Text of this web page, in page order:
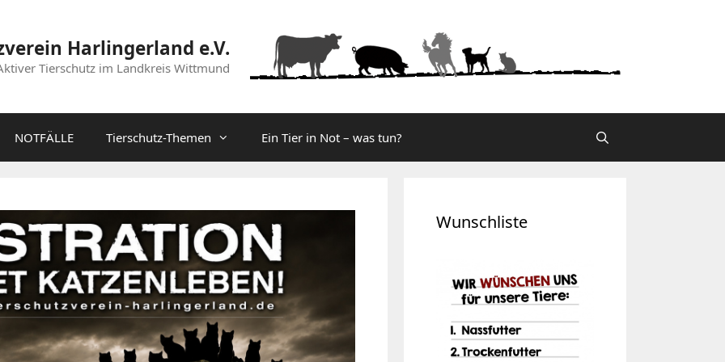
Harlingerland e.V.
Tierschutz im Landkreis Wittmund
NOTFÄLLE Tierschutz-Themen Ein Tier in Not – was tun?
Wunschliste